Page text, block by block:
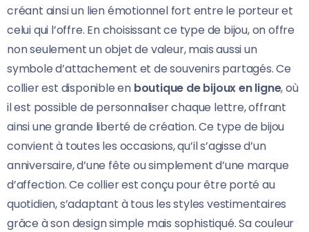
créant ainsi un lien émotionnel fort entre le porteur et
celui qui l’offre. En choisissant ce type de bijou, on offre
non seulement un objet de valeur, mais aussi un
symbole d’attachement et de souvenirs partagés. Ce
collier est disponible en boutique de bijoux en ligne, où
il est possible de personnaliser chaque lettre, offrant
ainsi une grande liberté de création. Ce type de bijou
convient à toutes les occasions, qu’il s’agisse d’un
anniversaire, d’une fête ou simplement d’une marque
d’affection. Ce collier est conçu pour être porté au
quotidien, s’adaptant à tous les styles vestimentaires
grâce à son design simple mais sophistiqué. Sa couleur